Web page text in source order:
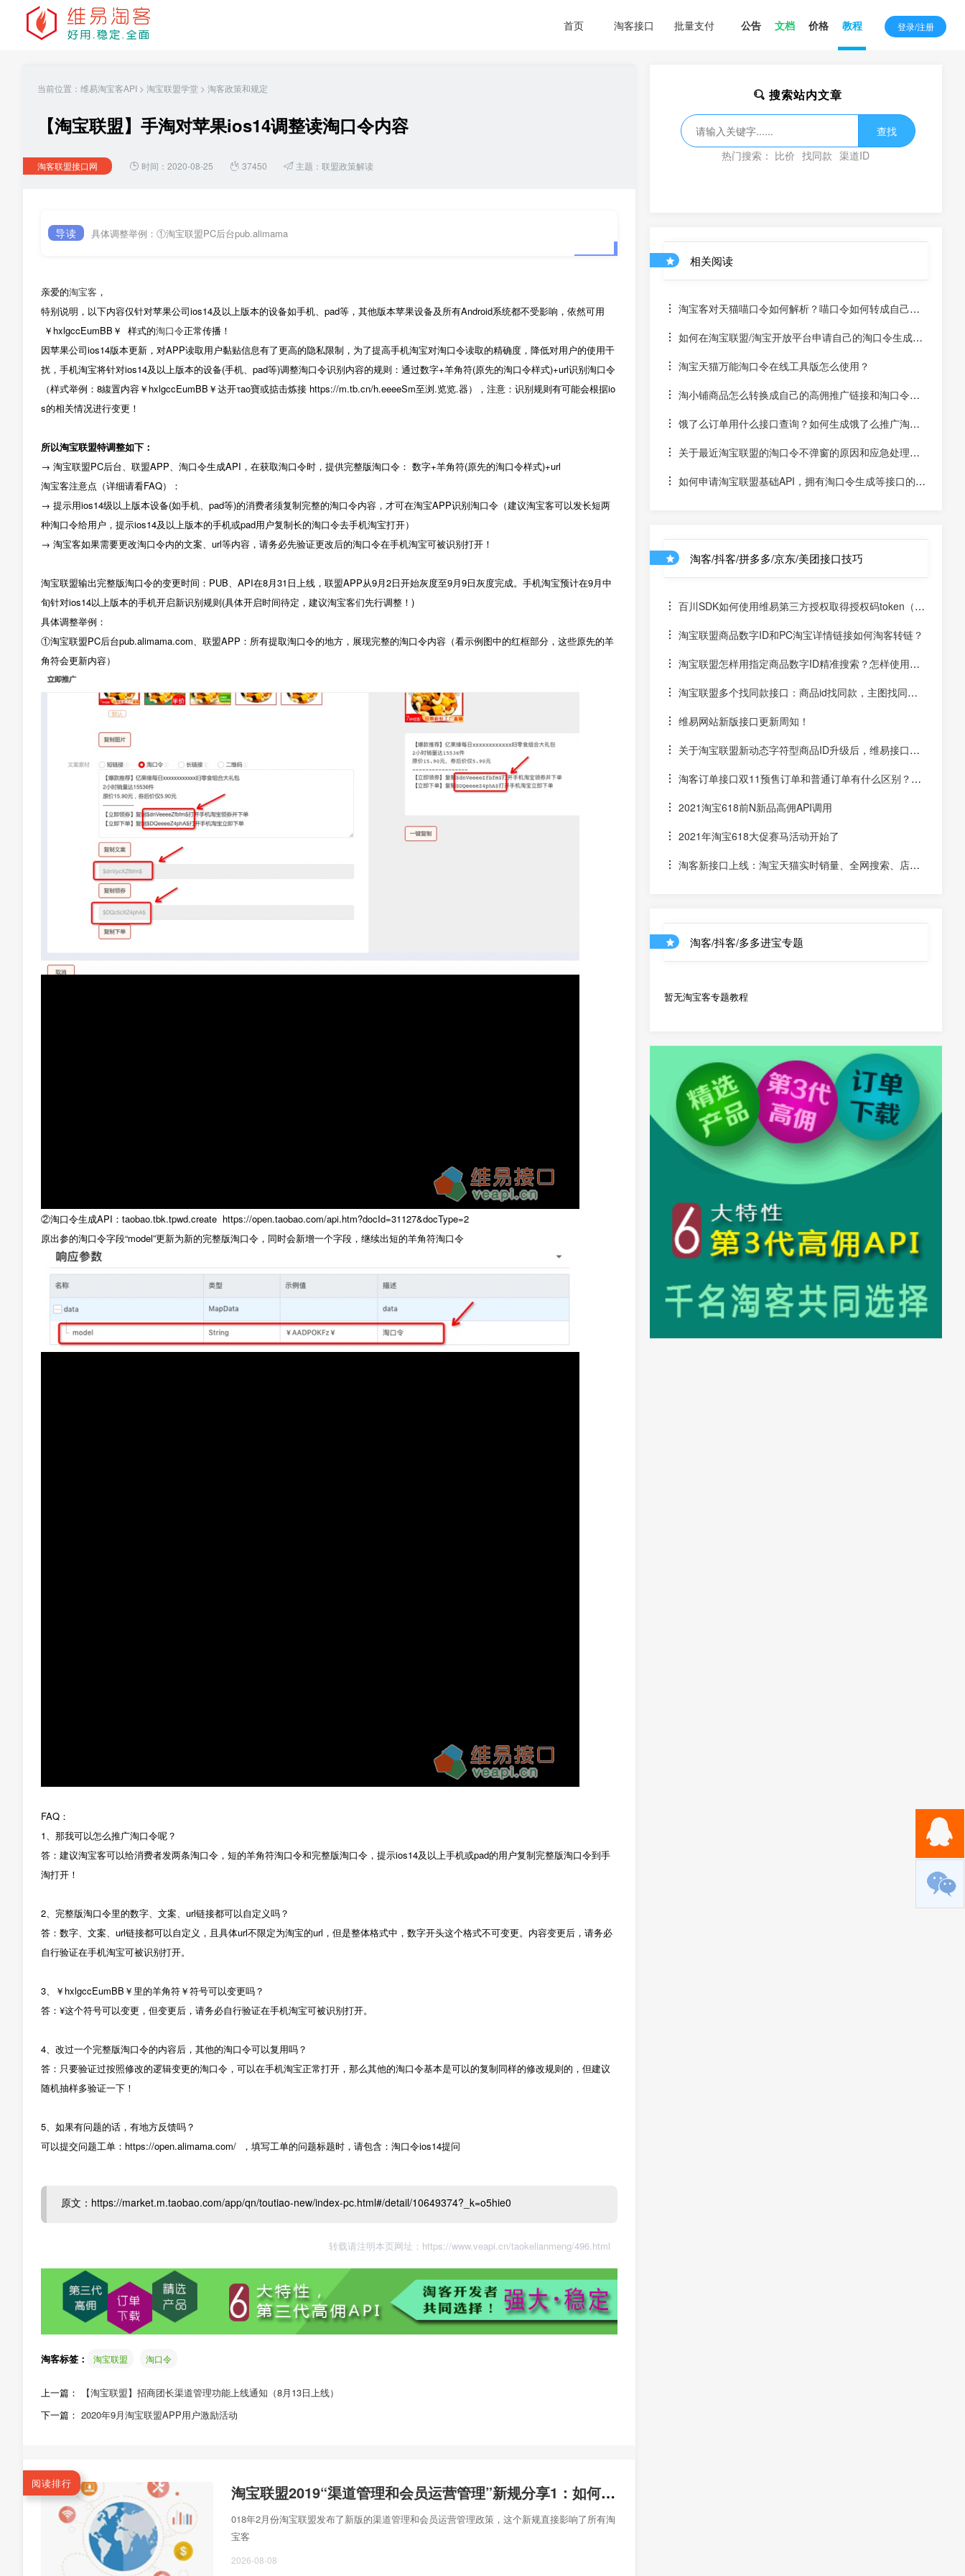
首页 淘客接口 批量支付 公告 文档 价格 教程 登录/注册
当前位置： 维易淘宝客API > 淘宝联盟学堂 > 淘客政策和规定
【淘宝联盟】手淘对苹果ios14调整读淘口令内容
淘客联盟接口网 时间：2020-08-25 37450 主题： 联盟政策解读
导读 具体调整举例：①淘宝联盟PC后台pub.alimama
亲爱的淘宝客 ，
特别说明，以下内容仅针对苹果公司ios14及以上版本的设备如手机、pad等，其他版本苹果设备及所有Android系统都不受影响，依然可用
￥hxlgccEumBB￥ 样式的淘口令正常传播！
因苹果公司ios14版本更新，对APP读取用户黏贴信息有了更高的隐私限制，为了提高手机淘宝对淘口令读取的精确度，降低对用户的使用干
扰，手机淘宝将针对ios14及以上版本的设备(手机、pad等)调整淘口令识别内容的规则：通过数字+羊角符(原先的淘口令样式)+url识别淘口令
（样式举例：8緮置内容￥hxlgccEumBB￥达开τao寶或掂击炼接 https://m.tb.cn/h.eeeeSm至浏.览览.器），注意：识别规则有可能会根据io
s的相关情况进行变更！
所以淘宝联盟特调整如下：
→ 淘宝联盟PC后台、联盟APP、淘口令生成API，在获取淘口令时，提供完整版淘口令： 数字+羊角符(原先的淘口令样式)+url
淘宝客注意点（详细请看FAQ）：
→ 提示用ios14级以上版本设备(如手机、pad等)的消费者须复制完整的淘口令内容，才可在淘宝APP识别淘口令（建议淘宝客可以发长短两
种淘口令给用户，提示ios14及以上版本的手机或pad用户复制长的淘口令去手机淘宝打开）
→ 淘宝客如果需要更改淘口令内的文案、url等内容，请务必先验证更改后的淘口令在手机淘宝可被识别打开！
淘宝联盟输出完整版淘口令的变更时间：PUB、API在8月31日上线，联盟APP从9月2日开始灰度至9月9日灰度完成。手机淘宝预计在9月中
旬针对ios14以上版本的手机开启新识别规则(具体开启时间待定，建议淘宝客们先行调整！)
具体调整举例：
①淘宝联盟PC后台pub.alimama.com、联盟APP：所有提取淘口令的地方，展现完整的淘口令内容（看示例图中的红框部分，这些原先的羊
角符会更新内容）
②淘口令生成API：taobao.tbk.tpwd.create https://open.taobao.com/api.htm?docId=31127&docType=2
原出参的淘口令字段“model”更新为新的完整版淘口令，同时会新增一个字段，继续出短的羊角符淘口令
FAQ：
1、那我可以怎么推广淘口令呢？
答：建议淘宝客可以给消费者发两条淘口令，短的羊角符淘口令和完整版淘口令，提示ios14及以上手机或pad的用户复制完整版淘口令到手
淘打开！
2、完整版淘口令里的数字、文案、url链接都可以自定义吗？
答：数字、文案、url链接都可以自定义，且具体url不限定为淘宝的url，但是整体格式中，数字开头这个格式不可变更。内容变更后，请务必
自行验证在手机淘宝可被识别打开。
3、￥hxlgccEumBB￥里的羊角符￥符号可以变更吗？
答：¥这个符号可以变更，但变更后，请务必自行验证在手机淘宝可被识别打开。
4、改过一个完整版淘口令的内容后，其他的淘口令可以复用吗？
答：只要验证过按照修改的逻辑变更的淘口令，可以在手机淘宝正常打开，那么其他的淘口令基本是可以的复制同样的修改规则的，但建议
随机抽样多验证一下！
5、如果有问题的话，有地方反馈吗？
可以提交问题工单：https://open.alimama.com/ ，填写工单的问题标题时，请包含：淘口令ios14提问
原文：https://market.m.taobao.com/app/qn/toutiao-new/index-pc.html#/detail/10649374?_k=o5hie0
转载请注明本页网址： https://www.veapi.cn/taokelianmeng/496.html
淘客标签： 淘宝联盟 淘口令
上一篇：
【淘宝联盟】招商团长渠道管理功能上线通知（8月13日上线）
下一篇： 2020年9月淘宝联盟APP用户激励活动
阅读排行 淘宝联盟2019“渠道管理和会员运营管理”新规分享1：如何使用渠道ID和会员运营ID的API绑定客户
018年2月份淘宝联盟发布了新版的渠道管理和会员运营管理政策，这个新规直接影响了所有淘
宝客
2026-08-08
搜索站内文章
查找
热门搜索： 比价 找同款 渠道ID
相关阅读
淘宝客对天猫喵口令如何解析？喵口令如何转成自己的
高佣淘口令和高佣推广链接？
如何在淘宝联盟/淘宝开放平台申请自己的淘口令生成接
口？淘宝天猫万能淘口令在线工具版怎么使用？
淘小铺商品怎么转换成自己的高佣推广链接和淘口令？
有转换淘小铺商品的高佣接口吗？
饿了么订单用什么接口查询？如何生成饿了么推广淘口
令或链接？能否使用淘宝客订单接口查询饿了么订单？
关于最近淘宝联盟的淘口令不弹窗的原因和应急处理，
维易接口用户必看
如何申请淘宝联盟基础API，拥有淘口令生成等接口的A
淘客/抖客/拼多多/京东/美团接口技巧
百川SDK如何使用维易第三方授权取得授权码token（un
iapp）
淘宝联盟商品数字ID和PC淘宝详情链接如何淘客转链？
淘宝联盟怎样用指定商品数字ID精准搜索？怎样使用数
字ID和场景ID2转链？
淘宝联盟多个找同款接口：商品id找同款，主图找同
款，SKU找同款
维易网站新版接口更新周知！
关于淘宝联盟新动态字符型商品ID升级后，维易接口跟
进情况和API调用说明
淘客订单接口双11预售订单和普通订单有什么区别？怎
么区分是淘客双11预售订单是否已付尾款？预售中支付了定
金的宝贝该如何计算佣金
2021淘宝618前N新品高佣API调用
2021年淘宝618大促赛马活动开始了
淘客新接口上线：淘宝天猫实时销量、全网搜索、店铺
淘客/抖客/多多进宝专题
暂无淘宝客专题教程